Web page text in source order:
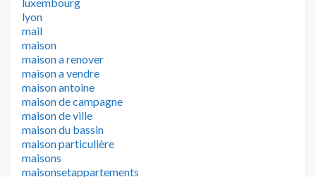
lyon
mail
maison
maison a renover
maison a vendre
maison antoine
maison de campagne
maison de ville
maison du bassin
maison particulière
maisons
maisonsetappartements